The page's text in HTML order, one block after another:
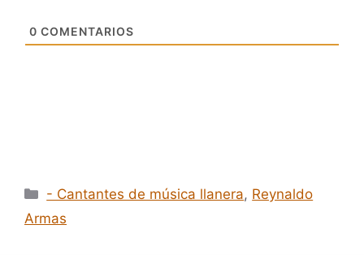
0 COMENTARIOS
Categorías
- Cantantes de música llanera, Reynaldo
Armas